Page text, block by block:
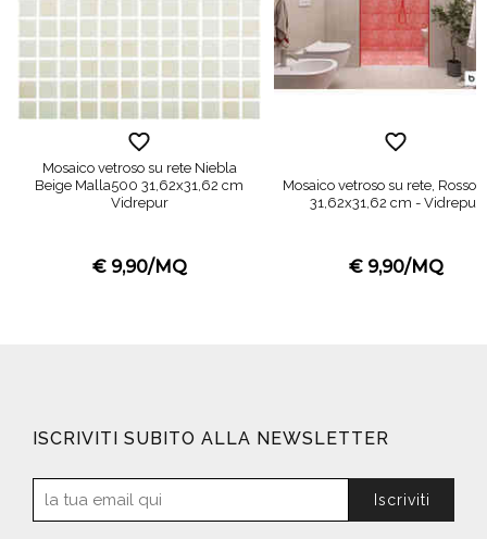
Mosaico vetroso su rete Niebla
Beige Malla500 31,62x31,62 cm
Vidrepur
€ 9,90/MQ
Mosaico vetroso su rete, Rosso
31,62x31,62 cm - Vidrepur
€ 9,90/MQ
ISCRIVITI SUBITO ALLA NEWSLETTER
Iscriviti